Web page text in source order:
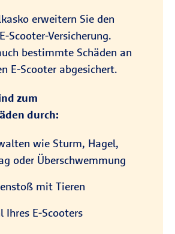
erweitern Sie den
Scooter-Versicherung.
bestimmte Schäden an
E-Scooter abgesichert.
zum
durch:
wie Sturm, Hagel,
oder Überschwemmung
mit Tieren
Ihres E-Scooters